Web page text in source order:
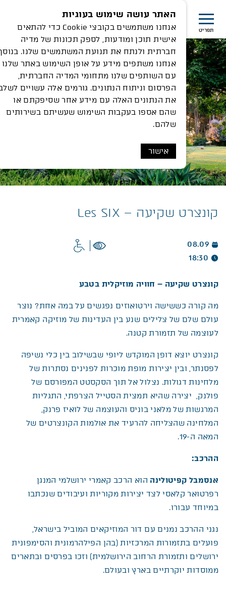
תפריט
קונצרט שקיעה – Les SIX
08.09
18:30
קונצרט שקיעה – חוויה מוזיקלית בטבע
מה קורה כששישה וירטואוזים נפגשים על במה אחת? נוצר
עולם שלם של צלילים שנע בין העדינות של מוזיקה קאמרית
לעוצמה של תזמורת קטנה.
קונצרט יוצא דופן המוקדש ליופי שבשילוב בין כלי נשיפה
לפסנתר, ובין יצירות מופת מוכרות לפנינים נסתרות של
מלחינות דגולות. נצלול אל תוך הסקסטט המפורסם של
פולנק, יצירה שהיא תמצית הסטייל הצרפתי, התגליות
המרגשות של מלאני בוניס והעוצמה של לואיז פרנק,
המלחינה שהצליחה להרעיד את אולמות הקונצרטים של
המאה ה-19.
ההרכב:
אנסמבל קפיטולינההוא הרכב קאמרי ירושלמי המנגן
רפרטואר קלאסי לצד יצירות מקוריות ועיבודים שנכתבו
במיוחד עבורו.
נגני ההרכב נמנים עם דור המוזיקאים המוביל בישראל,
פועלים בתזמורות המרכזיות (בהן הפילהרמונית והסימפונית
ירושלים ותזמורת הרחוב הירושלמית) וזכו בפרסים ובתארים
ממוסדות יוקרתיים בארץ ובעולם.
האתר עושה שימוש בעוגיות
אנחנו משתמשים בקובצי Cookie כדי להתאים
אישית תוכן ומודעות, לספק תכונות של מדיה
חברתית ולנתח את תנועת המשתמשים שלנו. בנוסף,
אנחנו משתפים מידע על אופן השימוש באתר שלנו
עם השותפים שלנו מתחומי המדיה החברתית,
הפרסום וניתוח הנתונים. גורמים אלה עשויים לשלב
את הנתונים האלה עם מידע אחר שסיפקתם או
שהם אספו בעקבות השימוש שעשיתם בשירותים
שלהם.
אישור